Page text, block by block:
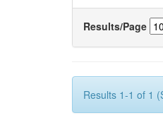
Results/Page
Results 1-1 of 1